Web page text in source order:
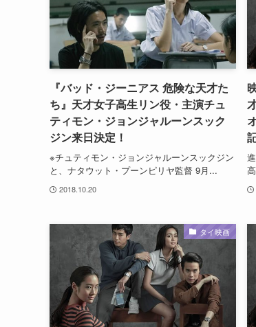
『バッド・ジーニアス 危険な天才た
ち』天才女子高生リン役・主演チュ
ティモン・ジョンジャルーンスック
ジン来日決定！
※チュティモン・ジョンジャルーンスックジン
と、ナタウット・プーンピリヤ監督 9月...
2018.10.20
タイ映画